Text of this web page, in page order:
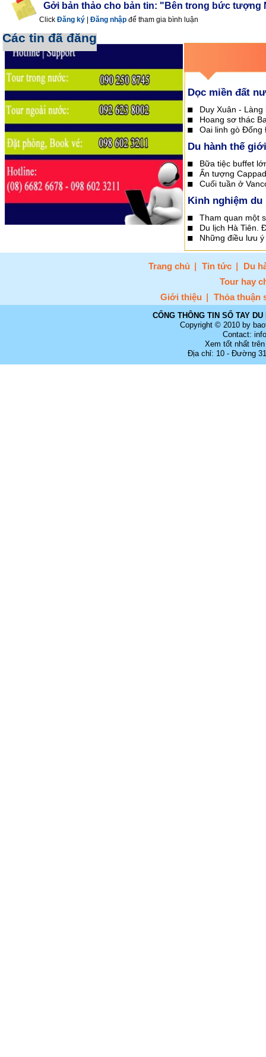
Gởi bản thảo cho bản tin: "Bên trong bức tượng
Click Đăng ký Đăng nhập để tham gia bình luận
Các tin đã đăng
Dọc miền đất
Duy Xuân -
Hoang sơ thác
Oai linh gò Đống
Du hành thế giới
Bữa tiệc buffet
Ấn tượng
Cuối tuần ở
Kinh nghiệm du
Tham quan một
Du lịch Hà Tiên.
Những điều lưu
Trang chủ Tin tức
Du
Tour hay
Giới thiệu
Thỏa thuận
CỔNG THÔNG TIN SỔ TAY
Copyright © 2010 by
Contact:
Xem tốt nhất
Địa chỉ: 10 - Đường